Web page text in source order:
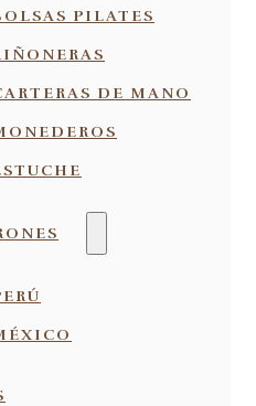
PILATES
DE MANO